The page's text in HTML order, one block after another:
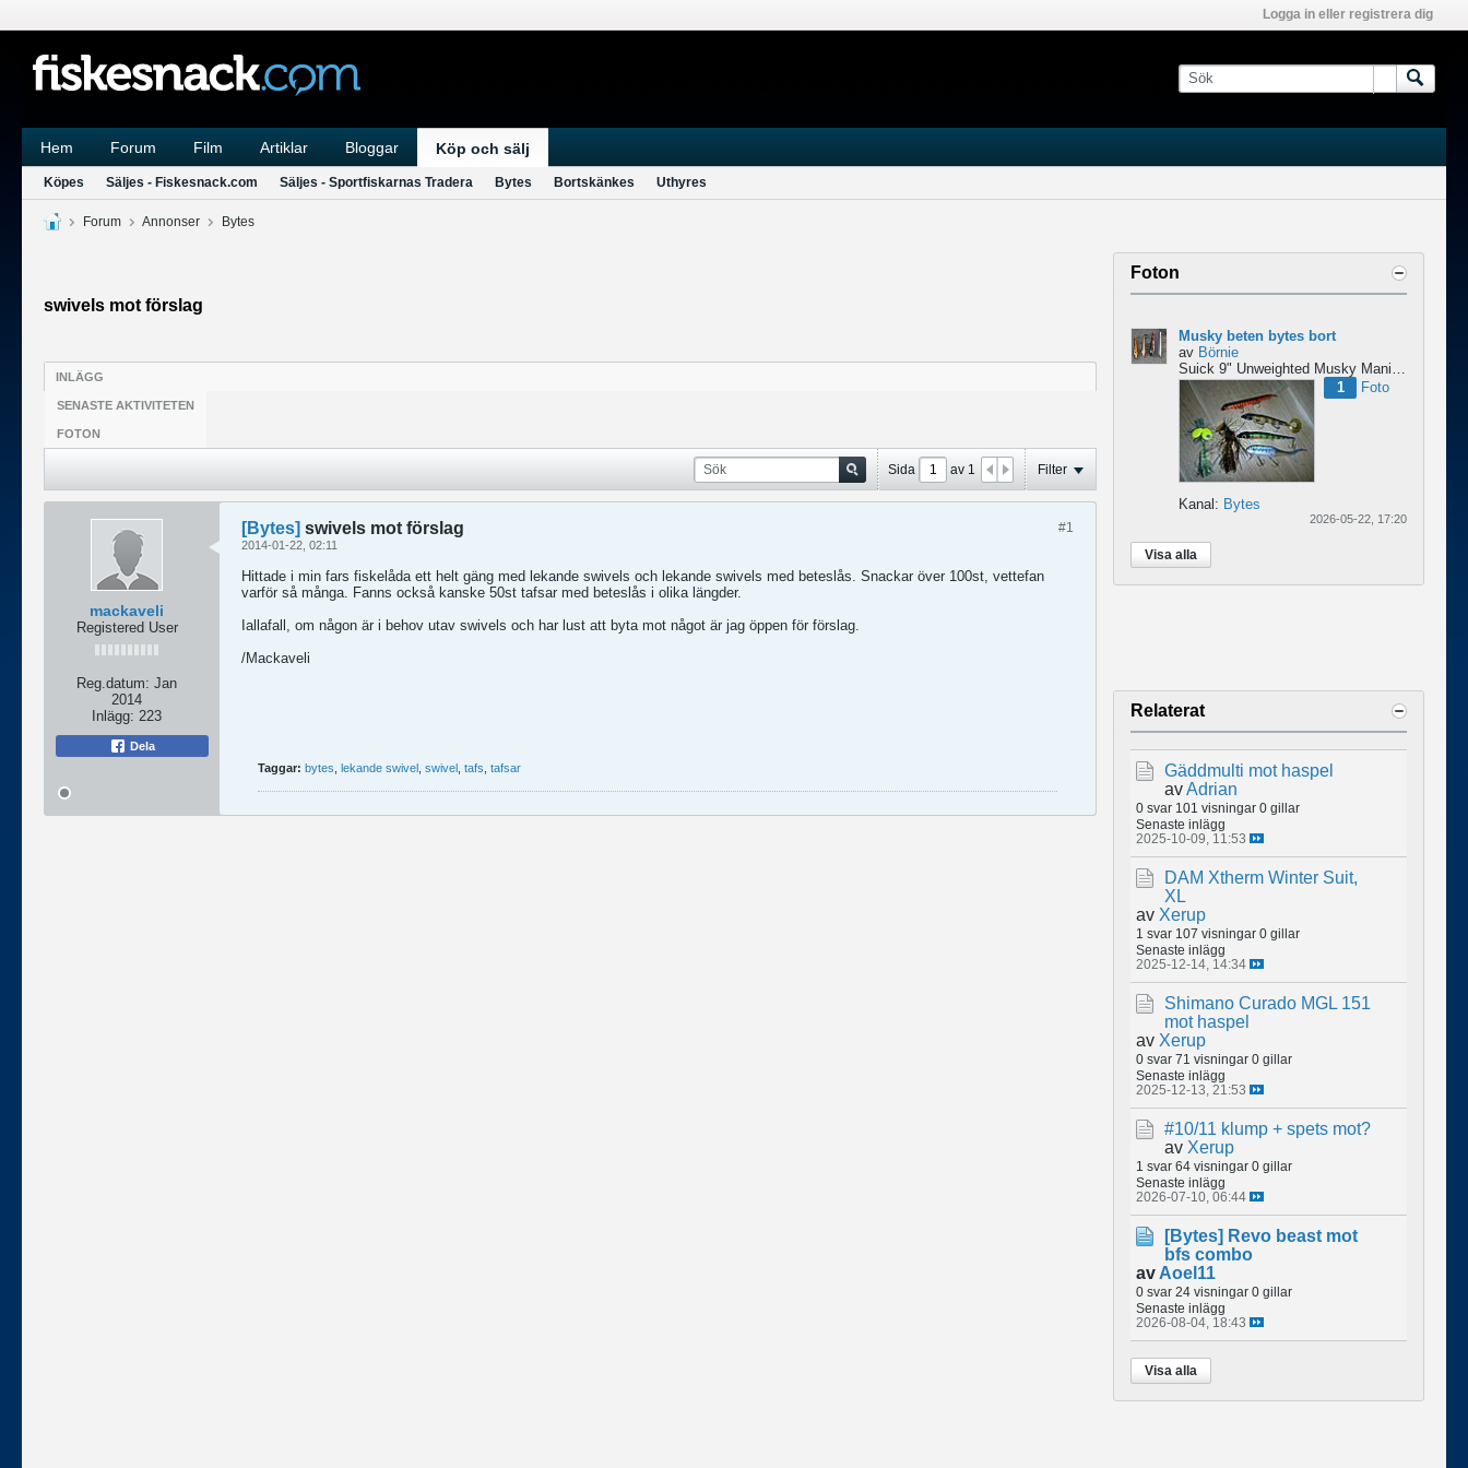
Logga in eller registrera dig
Hem Forum Film Artiklar Bloggar Köp och sälj
Köpes Säljes - Fiskesnack.com Säljes - Sportfiskarnas Tradera Bytes Bortskänkes Uthyres
Forum Annonser Bytes
swivels mot förslag
INLÄGG
SENASTE AKTIVITETEN
FOTON
Sida av 1 Filter
mackaveli
Registered User
Reg.datum: Jan
2014
Inlägg: 223
Dela
#1
[Bytes] swivels mot förslag
2014-01-22, 02:11
Hittade i min fars fiskelåda ett helt gäng med lekande swivels och lekande swivels med beteslås. Snackar över 100st, vettefan
varför så många. Fanns också kanske 50st tafsar med beteslås i olika längder.
Iallafall, om någon är i behov utav swivels och har lust att byta mot något är jag öppen för förslag.
/Mackaveli
Taggar: bytes lekande swivel swivel tafs tafsar
Foton
Musky beten bytes bort
av Börnie
Suick 9" Unweighted Musky Mania Squirrly Burt
1
Foto
Kanal: Bytes
2026-05-22, 17:20
Visa alla
Relaterat
Gäddmulti mot haspel
avAdrian
0 svar 101 visningar 0 gillar
Senaste inlägg
2025-10-09, 11:53
DAM Xtherm Winter Suit,
XL
av Xerup
1 svar 107 visningar 0 gillar
Senaste inlägg
2025-12-14, 14:34
Shimano Curado MGL 151
mot haspel
av Xerup
0 svar 71 visningar 0 gillar
Senaste inlägg
2025-12-13, 21:53
#10/11 klump + spets mot?
av Xerup
1 svar 64 visningar 0 gillar
Senaste inlägg
2026-07-10, 06:44
[Bytes] Revo beast mot
bfs combo
av Aoel11
0 svar 24 visningar 0 gillar
Senaste inlägg
2026-08-04, 18:43
Visa alla